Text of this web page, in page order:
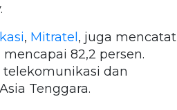
, Mitratel, juga mencatat
82,2 persen.
dan
Tenggara.